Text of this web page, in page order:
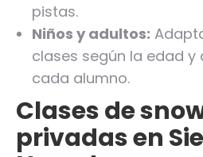
pistas.
Niños y adultos:
clases según la edad
cada alumno.
Clases de
privadas en